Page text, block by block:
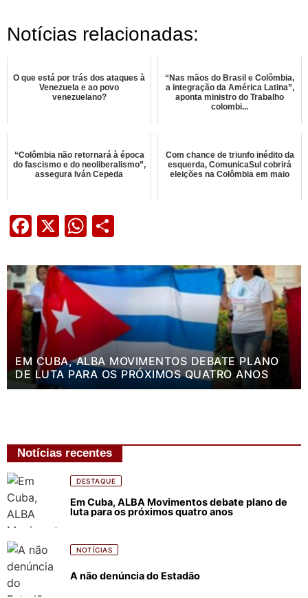
Notícias relacionadas:
O que está por trás dos ataques à
Venezuela e ao povo
venezuelano?
“Nas mãos do Brasil e Colômbia,
a integração da América Latina”,
aponta ministro do Trabalho
colombi...
“Colômbia não retornará à época
do fascismo e do neoliberalismo”,
assegura Iván Cepeda
Com chance de triunfo inédito da
esquerda, ComunicaSul cobrirá
eleições na Colômbia em maio
Facebook
X WhatsApp
EM CUBA, ALBA MOVIMENTOS DEBATE PLANO
DE LUTA PARA OS PRÓXIMOS QUATRO ANOS
Notícias recentes
DESTAQUE
Em Cuba, ALBA Movimentos debate plano de
luta para os próximos quatro anos
NOTÍCIAS
A não denúncia do Estadão